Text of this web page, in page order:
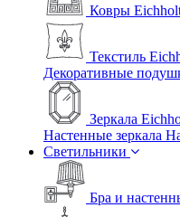
Ковры
Текстиль
Декоративные
Зеркала
Настенные зеркала
Светильники
Бра и